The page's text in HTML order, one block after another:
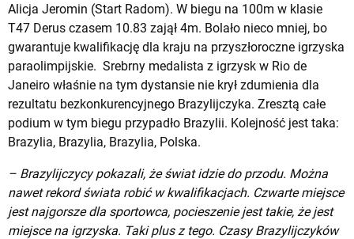
Alicja Jeromin (Start Radom). W biegu na 100m w klasie
T47 Derus czasem 10.83 zajął 4m. Bolało nieco mniej, bo
gwarantuje kwalifikację dla kraju na przyszłoroczne igrzyska
paraolimpijskie. Srebrny medalista z igrzysk w Rio de
Janeiro właśnie na tym dystansie nie krył zdumienia dla
rezultatu bezkonkurencyjnego Brazylijczyka. Zresztą całe
podium w tym biegu przypadło Brazylii. Kolejność jest taka:
Brazylia, Brazylia, Brazylia, Polska.
– Brazylijczycy pokazali, że świat idzie do przodu. Można
nawet rekord świata robić w kwalifikacjach. Czwarte miejsce
jest najgorsze dla sportowca, pocieszenie jest takie, że jest
miejsce na igrzyska. Taki plus z tego. Czasy Brazylijczyków